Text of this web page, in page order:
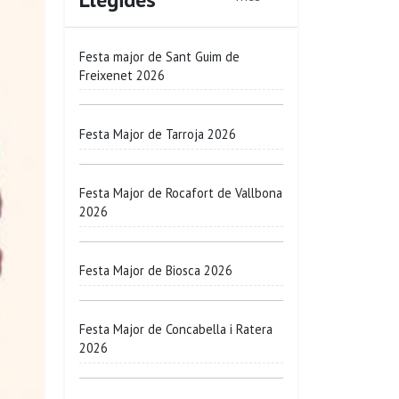
Festa major de Sant Guim de
Freixenet 2026
Festa Major de Tarroja 2026
Festa Major de Rocafort de Vallbona
2026
Festa Major de Biosca 2026
Festa Major de Concabella i Ratera
2026